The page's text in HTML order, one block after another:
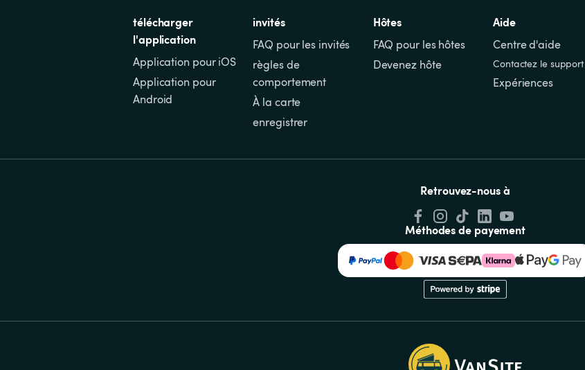
télécharger
l'application
Application pour iOS
Application pour
Android
invités
FAQ pour les invités
règles de
comportement
À la carte
enregistrer
Hôtes
FAQ pour les hôtes
Devenez hôte
Aide
Centre d'aide
Contactez le support
Expériences
Retrouvez-nous à
Méthodes de payement